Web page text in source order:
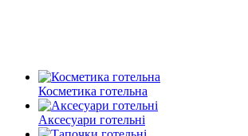
Косметика готельна
Аксесуари готельні